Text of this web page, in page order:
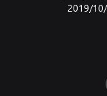
Mysterious – We
magnificent
Xbox Tavern